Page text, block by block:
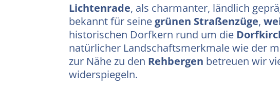
Lichtenrade, als charmanter, ländlich
bekannt für seine grünen Straßenzüge,
historischen Dorfkern rund um die
natürlicher Landschaftsmerkmale wie der
zur Nähe zu den Rehbergen betreuen wir
widerspiegeln.